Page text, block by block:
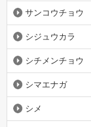
サンコウチョウ
シジュウカラ
シチメンチョウ
シマエナガ
シメ